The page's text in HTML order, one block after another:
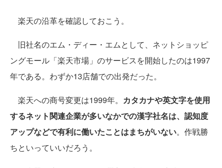
楽天の沿革を確認しておこう。
旧社名のエム・ディー・エムとして、ネットショッピ
ングモール「楽天市場」のサービスを開始したのは1997
年である。わずか13店舗での出発だった。
楽天への商号変更は1999年。 カタカナや英文字を使用
するネット関連企業が多いなかでの漢字社名は、認知度
アップなどで有利に働いたことはまちがいない。作戦勝
ちといっていいだろう。